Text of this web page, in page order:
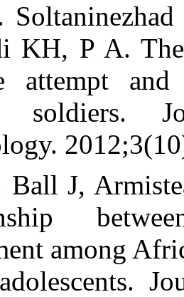
12. 12.
Ahmadi KH, P
Suicide
among
Psychology.
13. 13. Ball J,
relationship
adjustment
urban